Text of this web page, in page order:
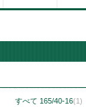
すべて 165/40-16(1)